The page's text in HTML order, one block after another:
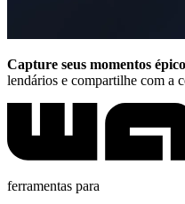
Capture seus momentos
lendários e compartilhe com a
ferramentas para